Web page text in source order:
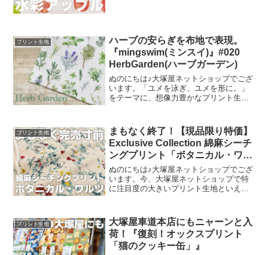
のオックスプリント」です
プリント生地
ハーブの安らぎを布地で表現。
『mingswim(ミンスイ)』#020
HerbGarden(ハーブガーデン)
ぬのにちは♪大塚屋ネットショップでござ
います。「ユメを泳ぎ、ユメを形に。」
をテーマに、想像力豊かなプリント生地
集ページよりご覧いただけます。＼
mingswi
プリント生地
まもなく終了！【現品限り特価】
Exclusive Collection 綿麻シーチ
ングプリント「ボタニカル・ワル
ツ」
ぬのにちは♪大塚屋ネットショップでござ
います。今、大塚屋ネットショップで特
に注目度の大きいプリント生地といえ
ン生地に、エンジェルソフト加工という
特別な加工を施し、
プリント生地
大塚屋車道本店にもニャーンと入
荷！『復刻！オックスプリント
「猫のクッキー缶」』